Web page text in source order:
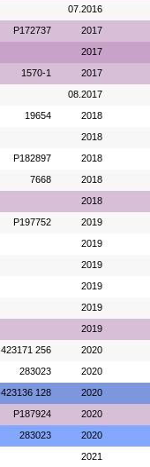
07.2016
P172737 2017
2017
1570-1 2017
08.2017
19654 2018
2018
P182897 2018
7668 2018
2018
P197752 2019
2019
2019
2019
2019
2019
423171 256 2020
283023 2020
423136 128 2020
P187924 2020
283023 2020
2021